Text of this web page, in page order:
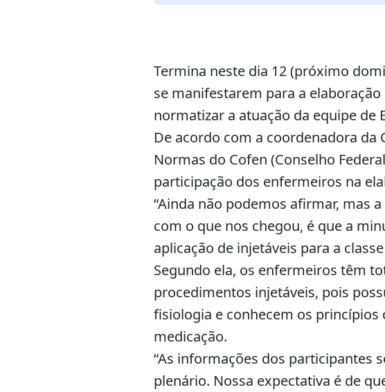
Termina neste dia 12 (próximo
se manifestarem para a
normatizar a atuação da equipe de
De acordo com a coordenadora da
Normas do Cofen (Conselho
participação dos enfermeiros na
“Ainda não podemos afirmar, mas
com o que nos chegou, é que a
aplicação de injetáveis para a
Segundo ela, os enfermeiros têm
procedimentos injetáveis, pois
fisiologia e conhecem os princípios
medicação.
“As informações dos participantes
plenário. Nossa expectativa é de